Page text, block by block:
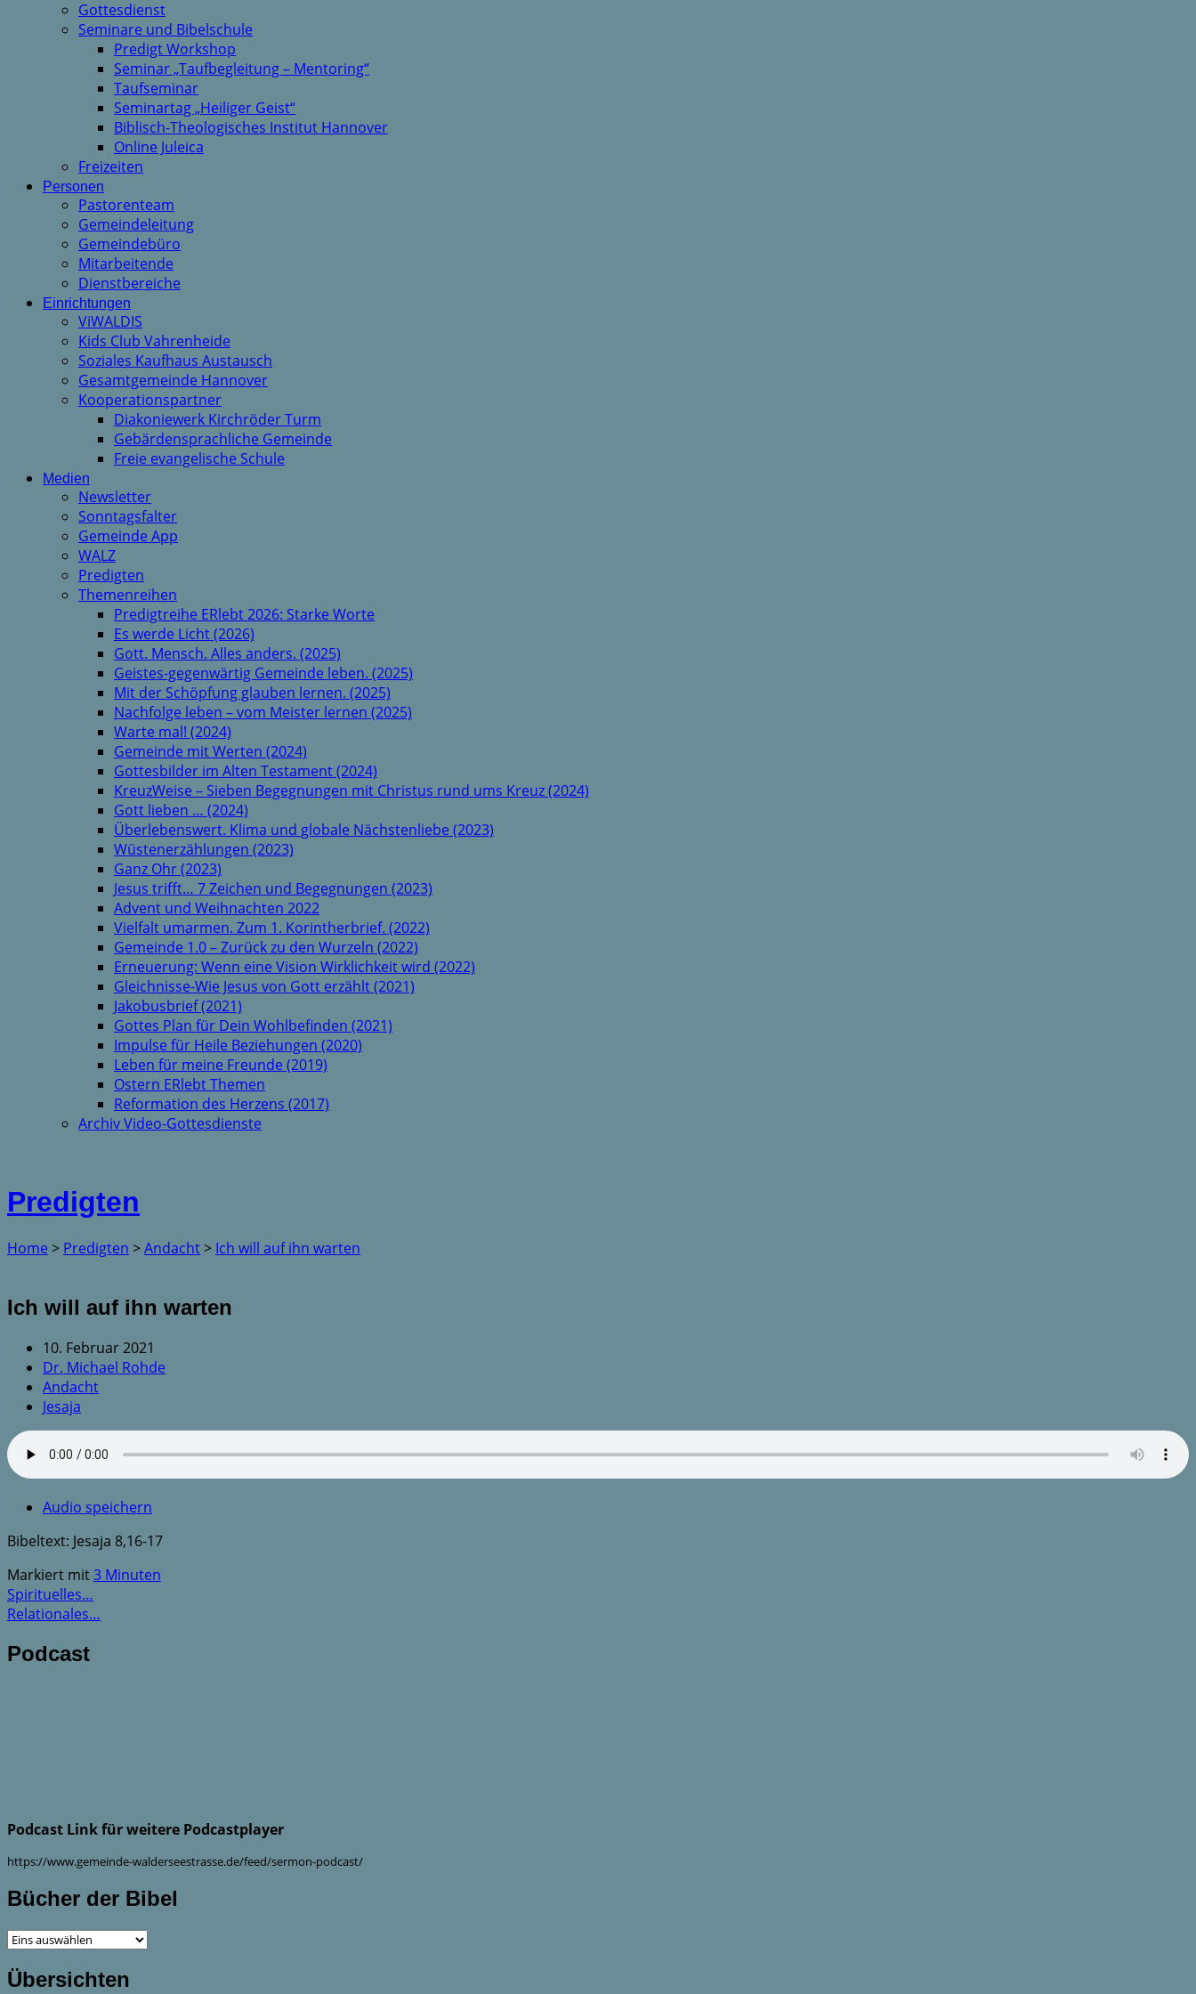
Gottesdienst
Seminare und Bibelschule
Predigt Workshop
Seminar „Taufbegleitung – Mentoring“
Taufseminar
Seminartag „Heiliger Geist“
Biblisch-Theologisches Institut Hannover
Online Juleica
Freizeiten
Personen
Pastorenteam
Gemeindeleitung
Gemeindebüro
Mitarbeitende
Dienstbereiche
Einrichtungen
ViWALDIS
Kids Club Vahrenheide
Soziales Kaufhaus Austausch
Gesamtgemeinde Hannover
Kooperationspartner
Diakoniewerk Kirchröder Turm
Gebärdensprachliche Gemeinde
Freie evangelische Schule
Medien
Newsletter
Sonntagsfalter
Gemeinde App
WALZ
Predigten
Themenreihen
Predigtreihe ERlebt 2026: Starke Worte
Es werde Licht (2026)
Gott. Mensch. Alles anders. (2025)
Geistes-gegenwärtig Gemeinde leben. (2025)
Mit der Schöpfung glauben lernen. (2025)
Nachfolge leben – vom Meister lernen (2025)
Warte mal! (2024)
Gemeinde mit Werten (2024)
Gottesbilder im Alten Testament (2024)
KreuzWeise – Sieben Begegnungen mit Christus rund ums Kreuz (2024)
Gott lieben … (2024)
Überlebenswert. Klima und globale Nächstenliebe (2023)
Wüstenerzählungen (2023)
Ganz Ohr (2023)
Jesus trifft… 7 Zeichen und Begegnungen (2023)
Advent und Weihnachten 2022
Vielfalt umarmen. Zum 1. Korintherbrief. (2022)
Gemeinde 1.0 – Zurück zu den Wurzeln (2022)
Erneuerung: Wenn eine Vision Wirklichkeit wird (2022)
Gleichnisse-Wie Jesus von Gott erzählt (2021)
Jakobusbrief (2021)
Gottes Plan für Dein Wohlbefinden (2021)
Impulse für Heile Beziehungen (2020)
Leben für meine Freunde (2019)
Ostern ERlebt Themen
Reformation des Herzens (2017)
Archiv Video-Gottesdienste
Predigten
Home > Predigten >Andacht> Ich will auf ihn warten
Ich will auf ihn warten
10. Februar 2021
Dr. Michael Rohde
Andacht
Jesaja
Audio speichern
Bibeltext: Jesaja 8,16-17
Markiert mit3 Minuten
Spirituelles…
Relationales…
Podcast
Podcast Link für weitere Podcastplayer
https://www.gemeinde-walderseestrasse.de/feed/sermon-podcast/
Bücher der Bibel
Übersichten